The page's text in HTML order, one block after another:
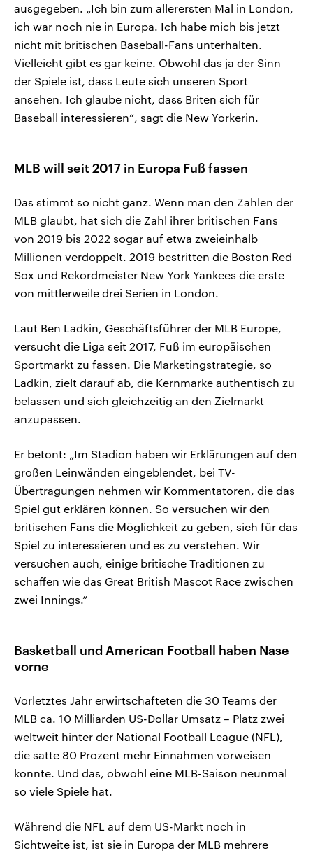
ausgegeben. „Ich bin zum allerersten Mal in London,
ich war noch nie in Europa. Ich habe mich bis jetzt
nicht mit britischen Baseball-Fans unterhalten.
Vielleicht gibt es gar keine. Obwohl das ja der Sinn
der Spiele ist, dass Leute sich unseren Sport
ansehen. Ich glaube nicht, dass Briten sich für
Baseball interessieren“, sagt die New Yorkerin.
MLB will seit 2017 in Europa Fuß fassen
Das stimmt so nicht ganz. Wenn man den Zahlen der
MLB glaubt, hat sich die Zahl ihrer britischen Fans
von 2019 bis 2022 sogar auf etwa zweieinhalb
Millionen verdoppelt. 2019 bestritten die Boston Red
Sox und Rekordmeister New York Yankees die erste
von mittlerweile drei Serien in London.
Laut Ben Ladkin, Geschäftsführer der MLB Europe,
versucht die Liga seit 2017, Fuß im europäischen
Sportmarkt zu fassen. Die Marketingstrategie, so
Ladkin, zielt darauf ab, die Kernmarke authentisch zu
belassen und sich gleichzeitig an den Zielmarkt
anzupassen.
Er betont: „Im Stadion haben wir Erklärungen auf den
großen Leinwänden eingeblendet, bei TV-
Übertragungen nehmen wir Kommentatoren, die das
Spiel gut erklären können. So versuchen wir den
britischen Fans die Möglichkeit zu geben, sich für das
Spiel zu interessieren und es zu verstehen. Wir
versuchen auch, einige britische Traditionen zu
schaffen wie das Great British Mascot Race zwischen
zwei Innings.“
Basketball und American Football haben Nase
vorne
Vorletztes Jahr erwirtschafteten die 30 Teams der
MLB ca. 10 Milliarden US-Dollar Umsatz – Platz zwei
weltweit hinter der National Football League (NFL),
die satte 80 Prozent mehr Einnahmen vorweisen
konnte. Und das, obwohl eine MLB-Saison neunmal
so viele Spiele hat.
Während die NFL auf dem US-Markt noch in
Sichtweite ist, ist sie in Europa der MLB mehrere